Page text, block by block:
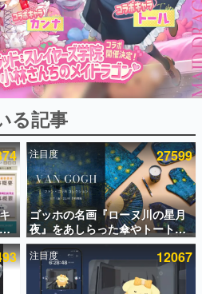
以上！ ページビュー数万以上！ などな
読まれた、電ファミ渾身の“殿堂入り”記
。
書
イターの方々に製作時のエピソードをお
る企画（ゲーム）とは何か？を探ってい
はいけない。『赫本』は、〈試験問題〉
ラー小説集です。
る記事
注目度 27599
ゴッホの名画『ローヌ川の星月
夜』をあしらった傘やトートバ
ッグなどが登場。8月7日21時よ
り2日間限定で予約販売
注目度 12067